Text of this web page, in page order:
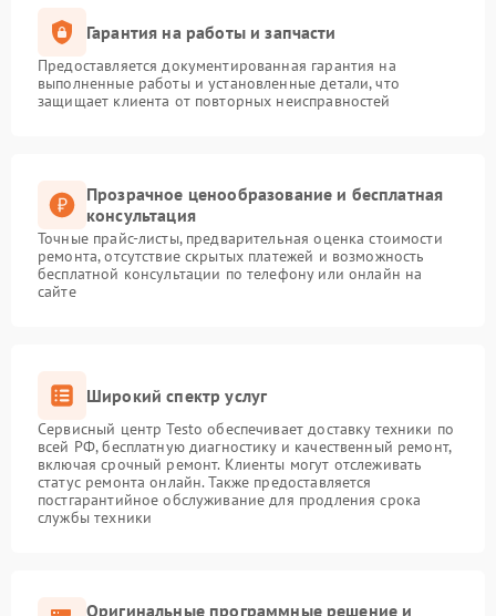
Гарантия на работы и запчасти
Предоставляется документированная гарантия на
выполненные работы и установленные детали, что
защищает клиента от повторных неисправностей
Прозрачное ценообразование и бесплатная
консультация
Точные прайс-листы, предварительная оценка стоимости
ремонта, отсутствие скрытых платежей и возможность
бесплатной консультации по телефону или онлайн на
сайте
Широкий спектр услуг
Сервисный центр Testo обеспечивает доставку техники по
всей РФ, бесплатную диагностику и качественный ремонт,
включая срочный ремонт. Клиенты могут отслеживать
статус ремонта онлайн. Также предоставляется
постгарантийное обслуживание для продления срока
службы техники
Оригинальные программные решение и